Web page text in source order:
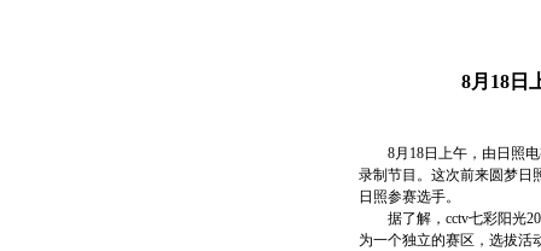
8月18日
8月18日上午，由日照电
录制节目。这次前来圆梦日
日照参赛选手。
据了解，cctv七彩阳光
为一个独立的赛区，选拔活